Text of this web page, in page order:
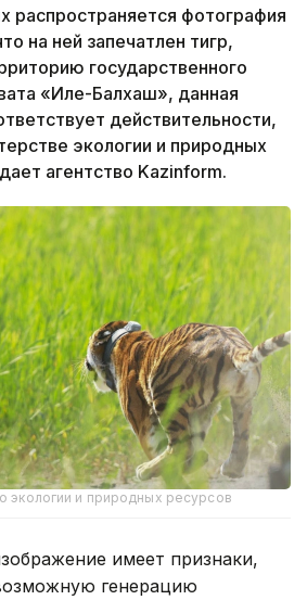
распространяется фотография
на ней запечатлен тигр,
государственного
«Иле-Балхаш», данная
действительности,
экологии и природных
агентство Kazinform.
экологии и природных ресурсов
имеет признаки,
генерацию